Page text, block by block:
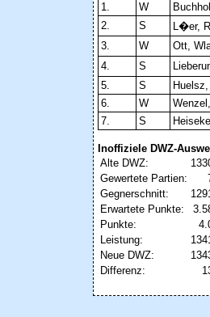
1.
W
2.
S L�er,
3.
W Ott,
4.
S
5.
S
6.
W
7.
S
Inoffiziele DWZ-
Alte DWZ:
Gewertete Partien:
Gegnerschnitt:
Erwartete Punkte:
Punkte:
Leistung:
Neue DWZ:
Differenz: